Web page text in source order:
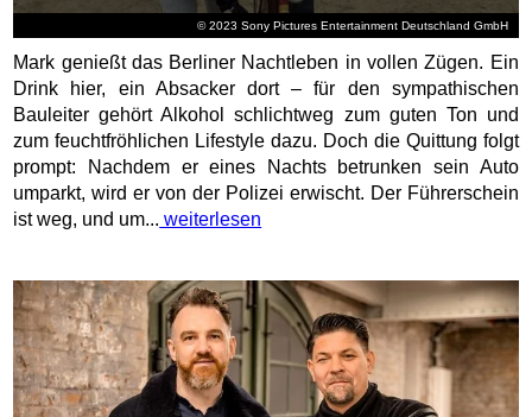
© 2023 Sony Pictures Entertainment Deutschland GmbH
Mark genießt das Berliner Nachtleben in vollen Zügen. Ein
Drink hier, ein Absacker dort – für den sympathischen
Bauleiter gehört Alkohol schlichtweg zum guten Ton und
zum feuchtfröhlichen Lifestyle dazu. Doch die Quittung folgt
prompt: Nachdem er eines Nachts betrunken sein Auto
umparkt, wird er von der Polizei erwischt. Der Führerschein
ist weg, und um... weiterlesen